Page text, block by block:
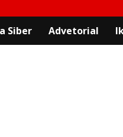
Siber Advetorial